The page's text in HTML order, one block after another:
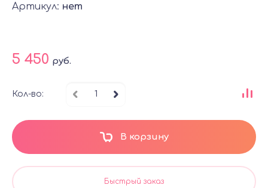
Артикул: нет
5 450 руб.
Кол-во:
В корзину
Быстрый заказ